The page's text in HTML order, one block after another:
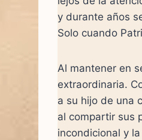
y durante años
Solo cuando
Al mantener en
extraordinaria.
a su hijo de una
al compartir sus
incondicional y